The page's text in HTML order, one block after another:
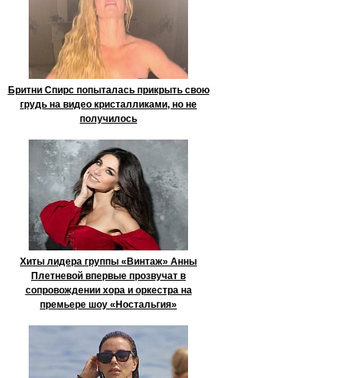
Бритни Спирс попыталась прикрыть свою
грудь на видео кристалликами, но не
получилось
Хиты лидера группы «Винтаж» Анны
Плетневой впервые прозвучат в
сопровождении хора и оркестра на
премьере шоу «Ностальгия»